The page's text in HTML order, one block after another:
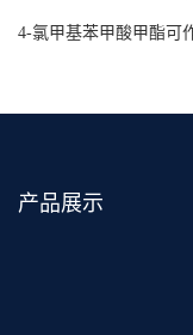
4-氯甲基苯甲酸甲酯可
产品展示